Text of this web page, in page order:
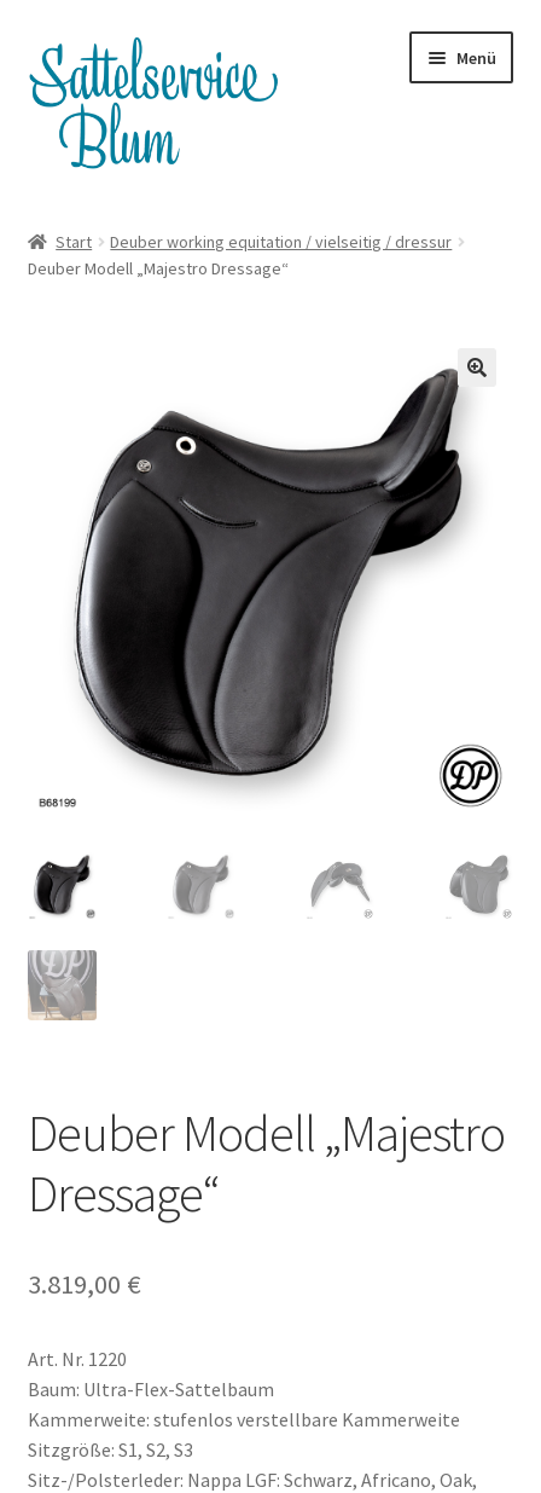
Zur
Navigation
springen
Zum
Inhalt
springen
Menü
Whatsapp
Servicepreise
bewerten
Start
Deuber working equitation / vielseitig / dressur
Deuber Modell „Majestro Dressage“
Deuber Modell „Majestro
Dressage“
3.819,00 €
Art. Nr. 1220
Baum: Ultra-Flex-Sattelbaum
Kammerweite: stufenlos verstellbare Kammerweite
Sitzgröße: S1, S2, S3
Sitz-/Polsterleder: Nappa LGF: Schwarz, Africano, Oak,